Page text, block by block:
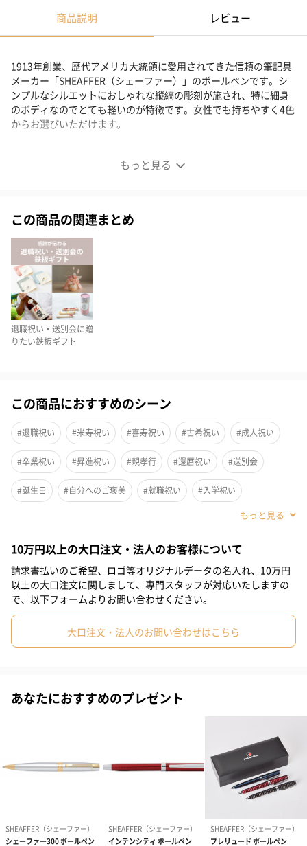
商品説明 レビュー
もっと見る
1913年創業、歴代アメリカ大統領に愛用されてきた信頼の筆記具
メーカー「SHEAFFER（シェーファー）」のボールペンです。シ
ンプルなシルエットにおしゃれな縦縞の彫刻が施され、特に細身
のボディなのでとても軽いのが特徴です。女性でも持ちやすく4色
からお選びいただけます。
縦縞がおしゃれな軽量ボールペン
刃斧に由来しています。スリムな形状で、疲れにくい軽量設計の
ボールペンです。
特徴
本体には縦縞の彫刻が施されています。キャップの片方のサイド
には名入れスペース用にパネルあります。細身の軸と、軽量設計
（ボールペンは特に細身）で、キャップの天冠にむけてやや先細
ツイスト式。本体には、ボールペン替芯黒Mが標準装備されてい
カラー展開
チタングレー
グロスブラックGTT
ブラックラッカークロームGTT
「SHEAFFER（シェーファー）」
「SHEAFFER（シェーファー）」は1913年、アメリカのアイオワ
州フォートマディソンで小さな万年筆店として創業しました。創
業者ウォルター・A・シェーファーは1900年代初頭に新たな万年
筆の機構を開発した、アメリカの万年筆のパイオニア的存在でし
その後も「SHEAFFER（シェーファー）」社は様々な万年筆の機
この商品の関連まとめ
退職祝い・送別会に贈
りたい鉄板ギフト
この商品におすすめのシーン
#退職祝い #米寿祝い #喜寿祝い #古希祝い #成人祝い
#卒業祝い #昇進祝い #親孝行 #還暦祝い #送別会
#誕生日 #自分へのご褒美 #就職祝い #入学祝い
#父の日
#母の日 #男子大学生 #親戚女性 #親戚男性 #義母
#義父 #部下女性 #部下男性 #甥 #姪 #娘 #息子
#姉 #妹 #兄 #弟 #女子大学生 #彼女
#上司男性 #上司女性 #祖父 #祖母
#彼氏 #10代 #20代前半 #20代後半
10万円以上の大口注文・法人のお客様について
請求書払いのご希望、ロゴ等オリジナルデータの名入れ、10万円
以上の大口注文に関しまして、専門スタッフが対応いたしますの
で、以下フォームよりお問い合わせください。
大口注文・法人のお問い合わせはこちら
あなたにおすすめのプレゼント